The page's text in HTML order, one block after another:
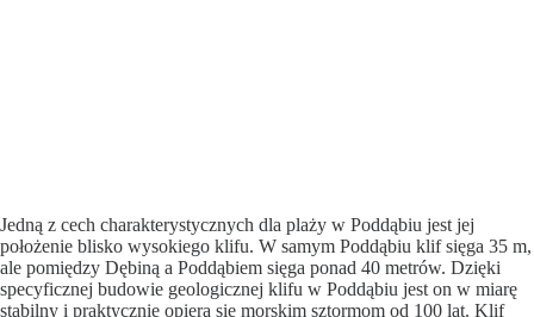
Jedną z cech charakterystycznych dla plaży w Poddąbiu jest jej
położenie blisko wysokiego klifu. W samym Poddąbiu klif sięga 35 m,
ale pomiędzy Dębiną a Poddąbiem sięga ponad 40 metrów. Dzięki
specyficznej budowie geologicznej klifu w Poddąbiu jest on w miarę
stabilny i praktycznie opiera się morskim sztormom od 100 lat. Klif